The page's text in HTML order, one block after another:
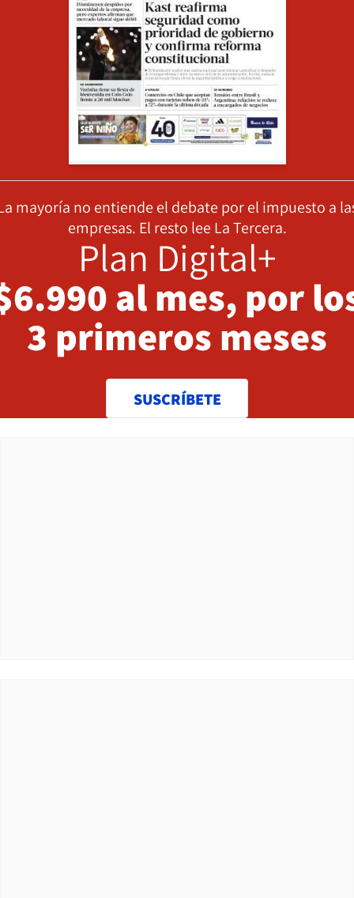
mayoría no entiende el debate por el impuesto a
empresas. El resto lee La Tercera.
Plan Digital+
al mes, por
3 primeros meses
SUSCRÍBETE